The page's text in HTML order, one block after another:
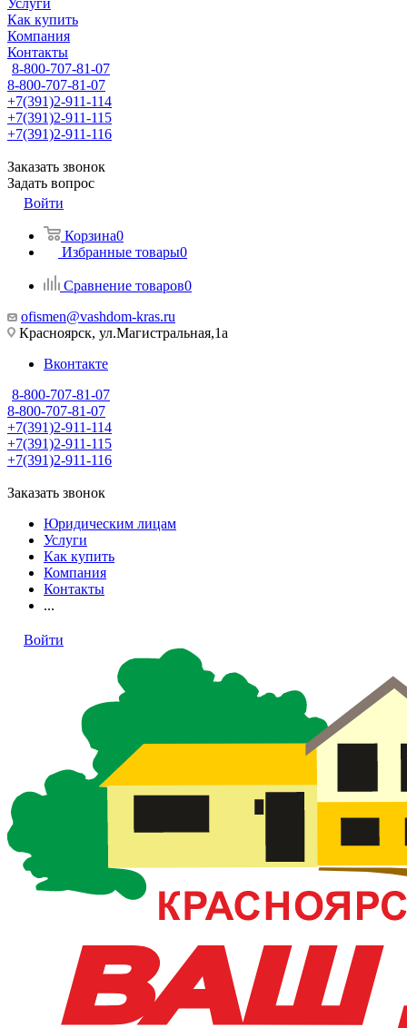
Услуги
Как купить
Компания
Контакты
8-800-707-81-07
8-800-707-81-07
+7(391)2-911-114
+7(391)2-911-115
+7(391)2-911-116
Заказать звонок
Задать вопрос
Войти
Корзина0
Избранные товары0
Сравнение товаров0
ofismen@vashdom-kras.ru
Красноярск, ул.Магистральная,1а
Вконтакте
8-800-707-81-07
8-800-707-81-07
+7(391)2-911-114
+7(391)2-911-115
+7(391)2-911-116
Заказать звонок
Юридическим лицам
Услуги
Как купить
Компания
Контакты
...
Войти